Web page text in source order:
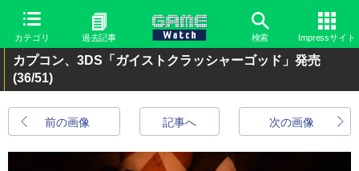
カテゴリ 過去記事 検索 Impressサイト
カプコン、3DS「ガイストクラッシャーゴッド」発売
(36/51)
前の画像 次の画像
記事へ